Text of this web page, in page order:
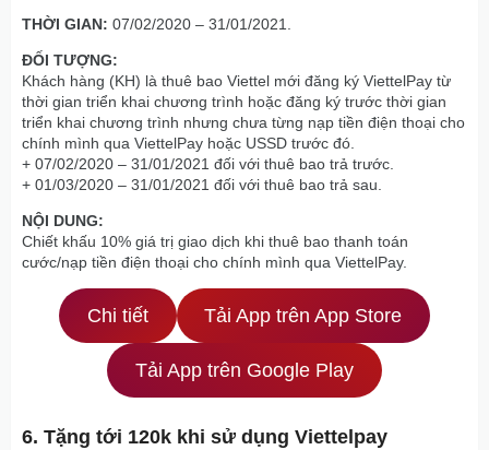
THỜI GIAN: 07/02/2020 – 31/01/2021.
ĐỐI TƯỢNG:
Khách hàng (KH) là thuê bao Viettel mới đăng ký ViettelPay từ
thời gian triển khai chương trình hoặc đăng ký trước thời gian
triển khai chương trình nhưng chưa từng nạp tiền điện thoại cho
chính mình qua ViettelPay hoặc USSD trước đó.
+ 07/02/2020 – 31/01/2021 đối với thuê bao trả trước.
+ 01/03/2020 – 31/01/2021 đối với thuê bao trả sau.
NỘI DUNG:
Chiết khấu 10% giá trị giao dịch khi thuê bao thanh toán
cước/nạp tiền điện thoại cho chính mình qua ViettelPay.
Chi tiết Tải App trên App Store
Tải App trên Google Play
6. Tặng tới 120k khi sử dụng Viettelpay